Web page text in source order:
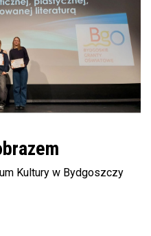
Kultury w Bydgoszczy